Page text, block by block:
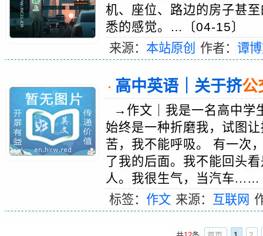
机、座位、路边的房子甚
悉的感觉。…〔04-15〕
来源： 本站原创 作者： 谭
· 高中英语｜关于挤公
→作文｜我是一名高中学
始终是一种折磨我，试图
苦，我不能呼吸。 有一次
了我的后面。我不能回头
人。我很生气，当汽车
标签： 作文 来源： 互联网